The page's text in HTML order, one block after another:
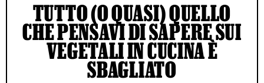
TUTTO (O QUASI) QUELLO
CHE PENSAVI DI SAPERE SUI
VEGETALI IN CUCINA È
SBAGLIATO